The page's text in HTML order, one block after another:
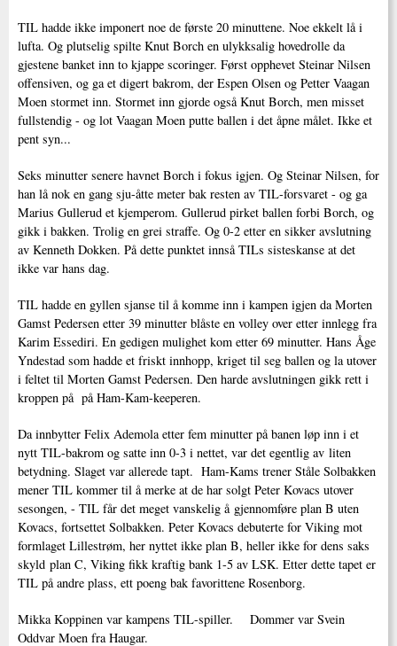
TIL hadde ikke imponert noe de første 20 minuttene. Noe ekkelt lå i
lufta. Og plutselig spilte Knut Borch en ulykksalig hovedrolle da
gjestene banket inn to kjappe scoringer. Først opphevet Steinar Nilsen
offensiven, og ga et digert bakrom, der Espen Olsen og Petter Vaagan
Moen stormet inn. Stormet inn gjorde også Knut Borch, men misset
fullstendig - og lot Vaagan Moen putte ballen i det åpne målet. Ikke et
pent syn...
Seks minutter senere havnet Borch i fokus igjen. Og Steinar Nilsen, for
han lå nok en gang sju-åtte meter bak resten av TIL-forsvaret - og ga
Marius Gullerud et kjemperom. Gullerud pirket ballen forbi Borch, og
gikk i bakken. Trolig en grei straffe. Og 0-2 etter en sikker avslutning
av Kenneth Dokken. På dette punktet innså TILs sisteskanse at det
ikke var hans dag.
TIL hadde en gyllen sjanse til å komme inn i kampen igjen da Morten
Gamst Pedersen etter 39 minutter blåste en volley over etter innlegg fra
Karim Essediri. En gedigen mulighet kom etter 69 minutter. Hans Åge
Yndestad som hadde et friskt innhopp, kriget til seg ballen og la utover
i feltet til Morten Gamst Pedersen. Den harde avslutningen gikk rett i
kroppen på på Ham-Kam-keeperen.
Da innbytter Felix Ademola etter fem minutter på banen løp inn i et
nytt TIL-bakrom og satte inn 0-3 i nettet, var det egentlig av liten
betydning. Slaget var allerede tapt. Ham-Kams trener Ståle Solbakken
mener TIL kommer til å merke at de har solgt Peter Kovacs utover
sesongen, - TIL får det meget vanskelig å gjennomføre plan B uten
Kovacs, fortsettet Solbakken. Peter Kovacs debuterte for Viking mot
formlaget Lillestrøm, her nyttet ikke plan B, heller ikke for dens saks
skyld plan C, Viking fikk kraftig bank 1-5 av LSK. Etter dette tapet er
TIL på andre plass, ett poeng bak favorittene Rosenborg.
Mikka Koppinen var kampens TIL-spiller. Dommer var Svein
Oddvar Moen fra Haugar.